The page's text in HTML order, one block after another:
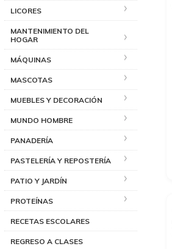
LICORES
MANTENIMIENTO DEL
HOGAR
MÁQUINAS
MASCOTAS
MUEBLES Y DECORACIÓN
MUNDO HOMBRE
PANADERÍA
PASTELERÍA Y REPOSTERÍA
PATIO Y JARDÍN
PROTEÍNAS
RECETAS ESCOLARES
REGRESO A CLASES